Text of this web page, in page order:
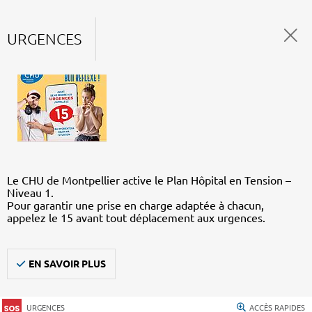
URGENCES
Le CHU de Montpellier active le Plan Hôpital en Tension –
Niveau 1.
Pour garantir une prise en charge adaptée à chacun,
appelez le 15 avant tout déplacement aux urgences.
EN SAVOIR PLUS
URGENCES ACCÈS RAPIDES